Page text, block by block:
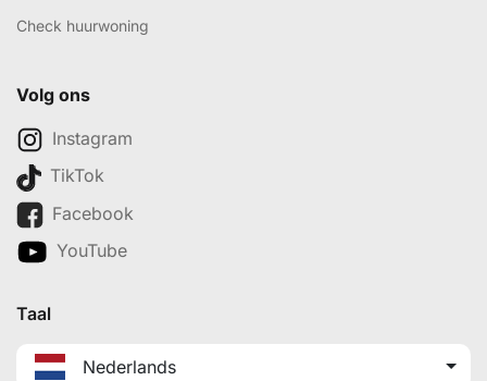
Check huurwoning
Volg ons
Instagram
TikTok
Facebook
YouTube
Taal
Nederlands